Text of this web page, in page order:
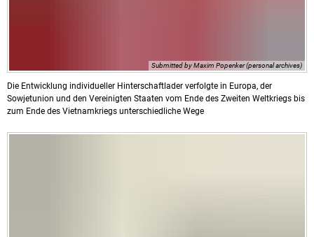
Submitted by Maxim Popenker (personal archives)
Die Entwicklung individueller Hinterschaftlader verfolgte in Europa, der
Sowjetunion und den Vereinigten Staaten vom Ende des Zweiten Weltkriegs bis
zum Ende des Vietnamkriegs unterschiedliche Wege